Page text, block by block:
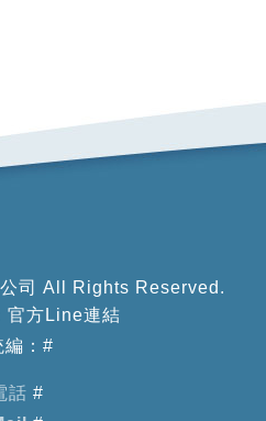
司 All Rights Reserved.
官方Line連結
編：#
話 #